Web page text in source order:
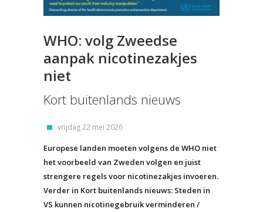
WHO: volg Zweedse
aanpak nicotinezakjes
niet
Kort buitenlands nieuws
vrijdag 22 mei 2026
Europese landen moeten volgens de WHO niet
het voorbeeld van Zweden volgen en juist
strengere regels voor nicotinezakjes invoeren.
Verder in Kort buitenlands nieuws: Steden in
VS kunnen nicotinegebruik verminderen /